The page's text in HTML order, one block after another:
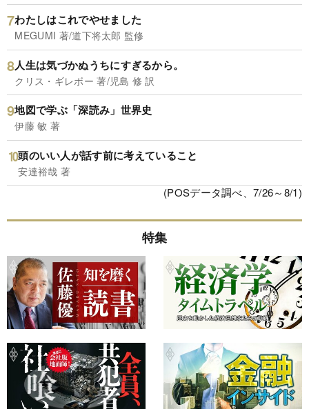
わたしはこれでやせました
MEGUMI 著/道下将太郎 監修
人生は気づかぬうちにすぎるから。
クリス・ギレボー 著/児島 修 訳
地図で学ぶ「深読み」世界史
伊藤 敏 著
頭のいい人が話す前に考えていること
安達裕哉 著
(POSデータ調べ、7/26～8/1)
特集